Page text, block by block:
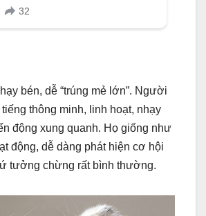
bén, dễ “trúng mẻ lớn”. Người
thông minh, linh hoạt, nhạy
động xung quanh. Họ giống như
động, dễ dàng phát hiện cơ hội
tưởng chừng rất bình thường.